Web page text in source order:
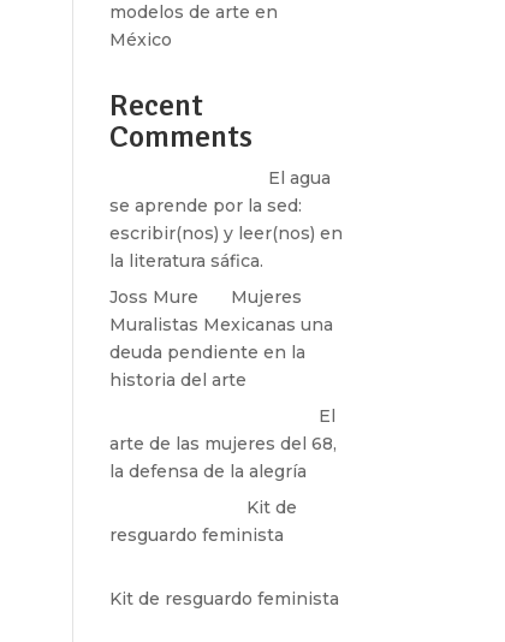
modelos de arte en
México
Recent
Comments
El agua
se aprende por la sed:
escribir(nos) y leer(nos) en
la literatura sáfica.
Joss Mure
Mujeres
Muralistas Mexicanas una
deuda pendiente en la
historia del arte
El
arte de las mujeres del 68,
la defensa de la alegría
Kit de
resguardo feminista
Kit de resguardo feminista